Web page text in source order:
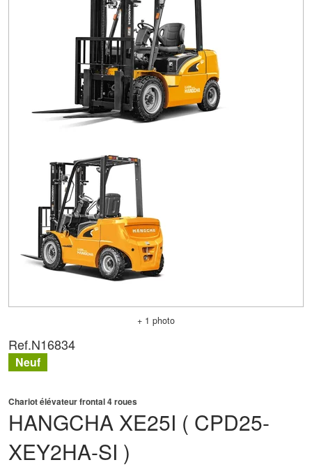
+ 1 photo
HANGCHA XE25I ( CPD25-
XEY2HA-SI )
Chariot élévateur frontal 4 roues
Ref.N16834
Neuf